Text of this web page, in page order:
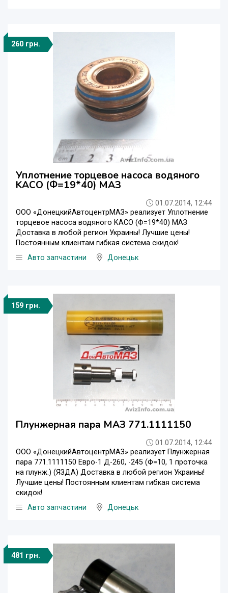
260 грн.
Уплотнение торцевое насоса водяного
KACO (Ф=19*40) МАЗ
01.07.2014, 12:44
ООО «ДонецкийАвтоцентрМАЗ» реализует Уплотнение
торцевое насоса водяного KACO (Ф=19*40) МАЗ
Доставка в любой регион Украины! Лучшие цены!
Постоянным клиентам гибкая система скидок!
Авто запчастини
Донецьк
159 грн.
Плунжерная пара МАЗ 771.1111150
01.07.2014, 12:44
ООО «ДонецкийАвтоцентрМАЗ» реализует Плунжерная
пара 771.1111150 Евро-1 Д-260, -245 (Ф=10, 1 проточка
на плунж.) (ЯЗДА) Доставка в любой регион Украины!
Лучшие цены! Постоянным клиентам гибкая система
скидок!
Авто запчастини
Донецьк
481 грн.